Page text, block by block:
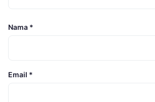
Nama *
Email *